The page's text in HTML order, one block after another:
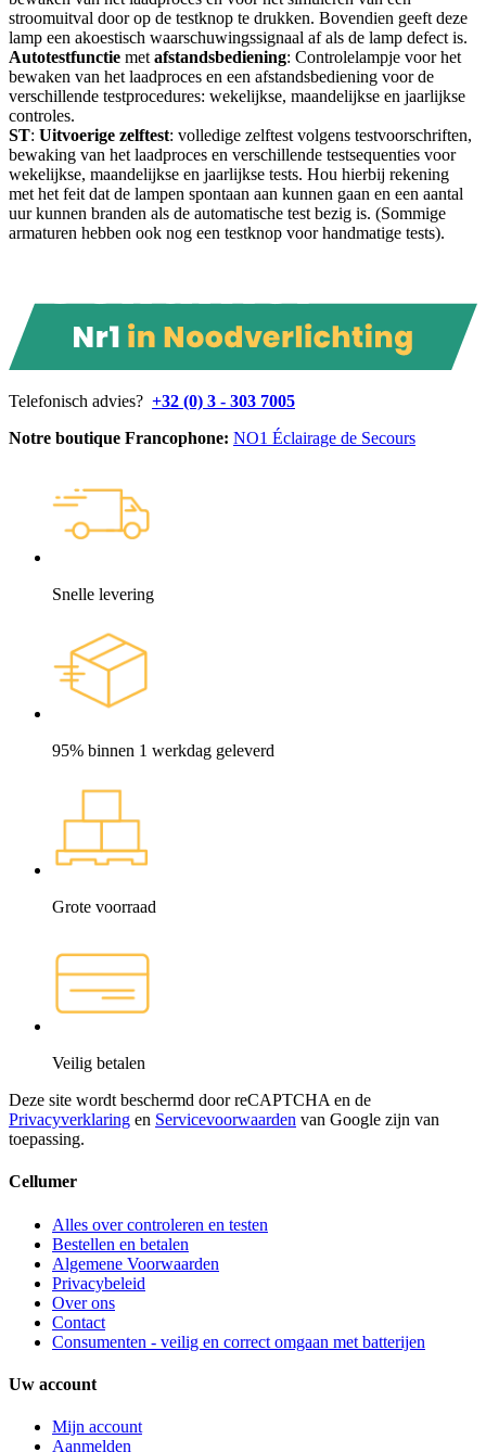
stroomuitval door op de testknop te drukken. Bovendien geeft deze
lamp een akoestisch waarschuwingssignaal af als de lamp defect is.
Autotestfunctie met afstandsbediening: Controlelampje voor het
bewaken van het laadproces en een afstandsbediening voor de
verschillende testprocedures: wekelijkse, maandelijkse en jaarlijkse
controles.
ST: Uitvoerige zelftest: volledige zelftest volgens testvoorschriften,
bewaking van het laadproces en verschillende testsequenties voor
wekelijkse, maandelijkse en jaarlijkse tests. Hou hierbij rekening
met het feit dat de lampen spontaan aan kunnen gaan en een aantal
uur kunnen branden als de automatische test bezig is. (Sommige
armaturen hebben ook nog een testknop voor handmatige tests).
Telefonisch advies? +32 (0) 3 - 303 7005
Notre boutique Francophone: NO1 Éclairage de Secours
Snelle levering
95% binnen 1 werkdag geleverd
Grote voorraad
Veilig betalen
Deze site wordt beschermd door reCAPTCHA en de
Privacyverklaring en Servicevoorwaarden van Google zijn van
toepassing.
Cellumer
Alles over controleren en testen
Bestellen en betalen
Algemene Voorwaarden
Privacybeleid
Over ons
Contact
Consumenten - veilig en correct omgaan met batterijen
Uw account
Mijn account
Aanmelden